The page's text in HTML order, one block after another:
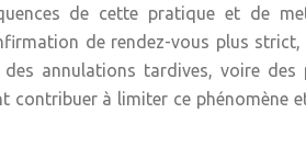
de cette pratique et de
de rendez-vous plus strict,
annulations tardives, voire des
contribuer à limiter ce phénomène